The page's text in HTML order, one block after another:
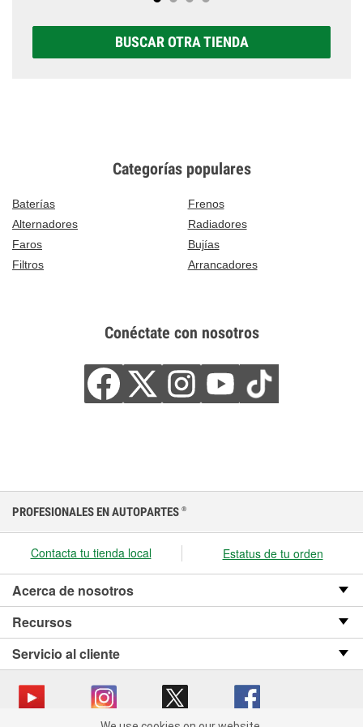
BUSCAR OTRA TIENDA
Categorías populares
Baterías
Frenos
Alternadores
Radiadores
Faros
Bujías
Filtros
Arrancadores
Conéctate con nosotros
PROFESIONALES EN AUTOPARTES ®
Contacta tu tienda local Estatus de tu orden
Acerca de nosotros
Recursos
Servicio al cliente